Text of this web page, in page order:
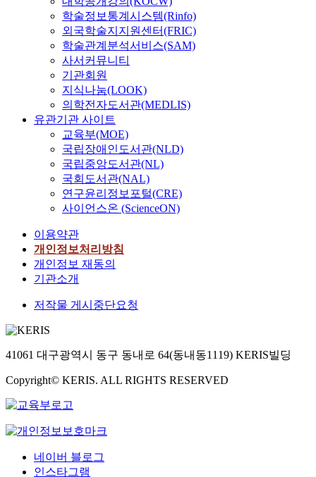
학술정보통계시스템(Rinfo)
외국학술지지원센터(FRIC)
학술관계분석서비스(SAM)
사서커뮤니티
기관회원
지식나눔(LOOK)
의학전자도서관(MEDLIS)
유관기관 사이트
교육부(MOE)
국립장애인도서관(NLD)
국립중앙도서관(NL)
국회도서관(NAL)
연구윤리정보포털(CRE)
사이언스온 (ScienceON)
이용약관
개인정보처리방침
개인정보 재동의
기관소개
저작물 게시중단요청
41061 대구광역시 동구 동내로 64(동내동1119) KERIS빌딩
Copyright© KERIS. ALL RIGHTS RESERVED
네이버 블로그
인스타그램